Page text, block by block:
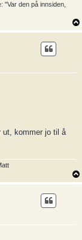
"Var den på innsiden,
ut, kommer jo til å